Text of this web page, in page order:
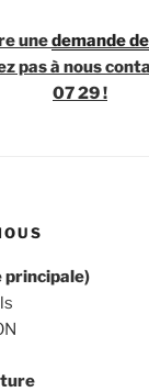
unedemande
pas à nous
07 29 !
principale)